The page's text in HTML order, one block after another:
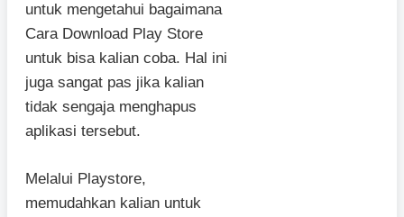
untuk mengetahui bagaimana
Cara Download Play Store
untuk bisa kalian coba. Hal ini
juga sangat pas jika kalian
tidak sengaja menghapus
aplikasi tersebut.
Melalui Playstore,
memudahkan kalian untuk